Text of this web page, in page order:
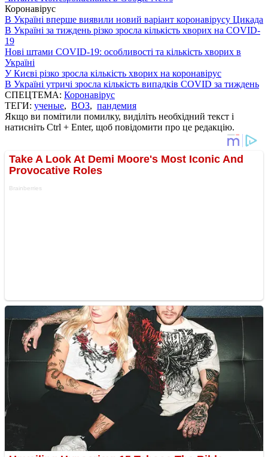
Коронавірус
В Україні вперше виявили новий варіант коронавірусу Цикада
В Україні за тиждень різко зросла кількість хворих на COVID-
19
Нові штами COVID-19: особливості та кількість хворих в
Україні
У Києві різко зросла кількість хворих на коронавірус
В Україні утричі зросла кількість випадків COVID за тиждень
СПЕЦТЕМА: Коронавірус
ТЕГИ: ученые, ВОЗ, пандемия
Якщо ви помітили помилку, виділіть необхідний текст і
натисніть Ctrl + Enter, щоб повідомити про це редакцію.